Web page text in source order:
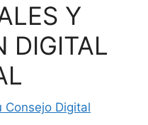
Y
DIGITAL
Consejo Digital